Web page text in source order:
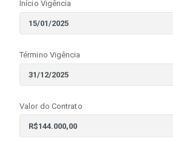
Início Vigência
Término Vigência
Valor do Contrato